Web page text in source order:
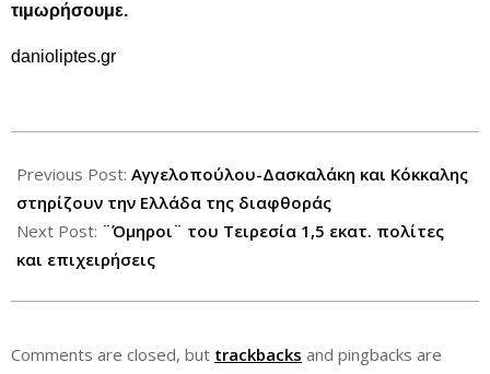
τιμωρήσουμε.
danioliptes.gr
10-
16
Previous Post: Αγγελοπούλου-Δασκαλάκη και Κόκκαλης
στηρίζουν την Ελλάδα της διαφθοράς
Next Post: ¨Όμηροι¨ του Τειρεσία 1,5 εκατ. πολίτες
και επιχειρήσεις
Comments are closed, but trackbacks and pingbacks are